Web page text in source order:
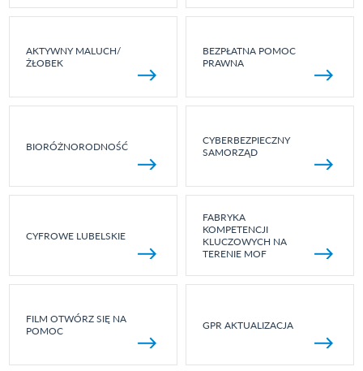
AKTYWNY MALUCH/
ŻŁOBEK
BEZPŁATNA POMOC
PRAWNA
BIORÓŻNORODNOŚĆ
CYBERBEZPIECZNY
SAMORZĄD
CYFROWE LUBELSKIE
FABRYKA
KOMPETENCJI
KLUCZOWYCH NA
TERENIE MOF
FILM OTWÓRZ SIĘ NA
POMOC
GPR AKTUALIZACJA